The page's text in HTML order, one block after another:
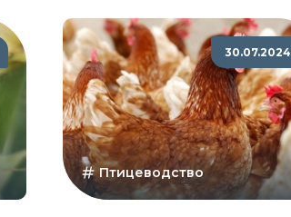
30.07.2024
Птицеводство